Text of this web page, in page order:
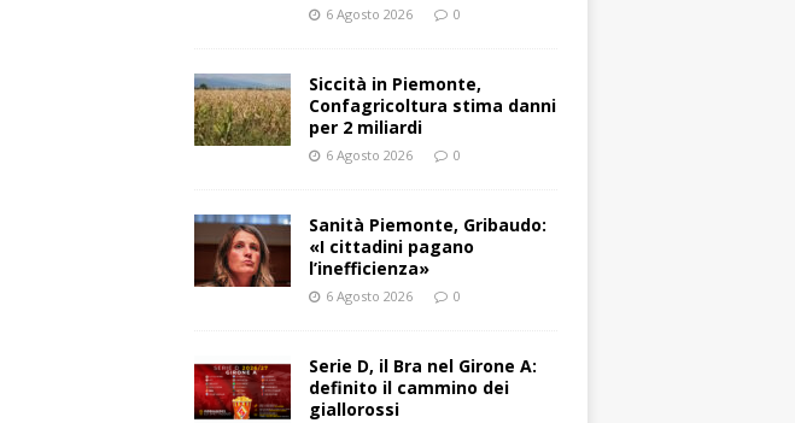
6 Agosto 2026 0
Siccità in Piemonte,
Confagricoltura stima danni
per 2 miliardi
6 Agosto 2026 0
Sanità Piemonte, Gribaudo:
«I cittadini pagano
l’inefficienza»
6 Agosto 2026 0
Serie D, il Bra nel Girone A:
definito il cammino dei
giallorossi